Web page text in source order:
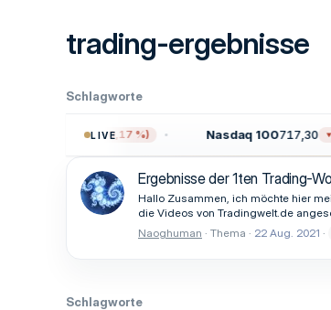
trading-ergebnisse
Schlagworte
LIVE
−12,97 (−0,17 %) Nasdaq 100717,30
Ergebnisse der 1ten Trading-
Hallo Zusammen, ich möchte hier
die Videos von Tradingwelt.de
Naoghuman
Thema 22 Aug. 2021
Schlagworte